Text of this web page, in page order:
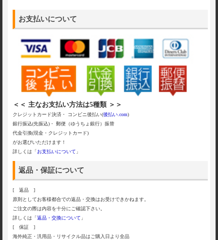
お支払いについて
＜＜ 主なお支払い方法は5種類 ＞＞
クレジットカード決済・ コンビニ後払い(後払い.com)
銀行振込(先振込)・ 郵便（ゆうちょ銀行）振替
代金引換(現金・クレジットカード)
がお選びいただけます！
詳しくは「お支払いについて 」
返品・保証について
[ 返品 ]
原則としてお客様都合での返品・交換はお受けできかねます。
ご注文の際は内容を十分にご確認下さい。
詳しくは「返品・交換について 」
[ 保証 ]
海外純正・汎用品・リサイクル品はご購入日より全品